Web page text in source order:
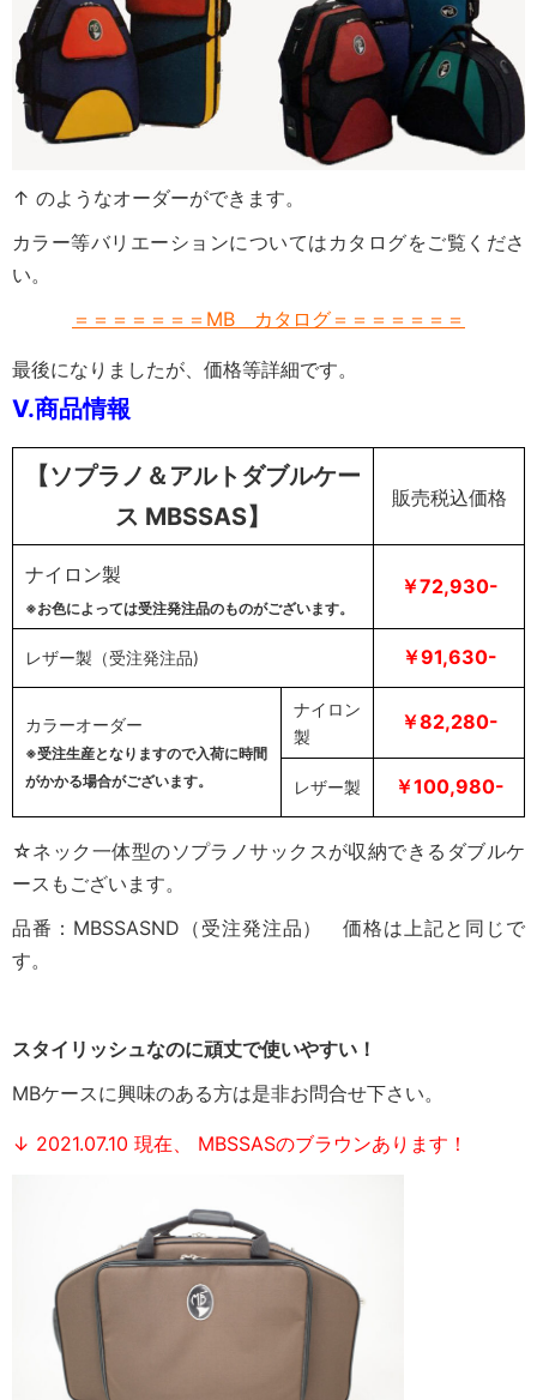
↑ のようなオーダーができます。
カラー等バリエーションについてはカタログをご覧くださ
い。
＝＝＝＝＝＝＝MB カタログ＝＝＝＝＝＝＝
最後になりましたが、価格等詳細です。
V.商品情報
【ソプラノ＆アルトダブルケー
ス MBSSAS】
販売税込価格
ナイロン製
※お色によっては受注発注品のものがございます。
￥72,930-
レザー製（受注発注品) ￥91,630-
カラーオーダー
※受注生産となりますので入荷に時間
がかかる場合がございます。
ナイロン
製
￥82,280-
レザー製 ￥100,980-
☆ネック一体型のソプラノサックスが収納できるダブルケ
ースもございます。
品番：MBSSASND（受注発注品） 価格は上記と同じで
す。
スタイリッシュなのに頑丈で使いやすい！
MBケースに興味のある方は是非お問合せ下さい。
↓ 2021.07.10 現在、 MBSSASのブラウンあります！